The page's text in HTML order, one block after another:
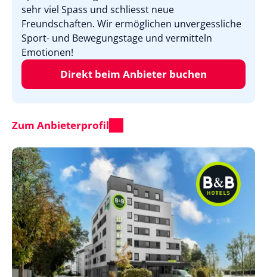
sehr viel Spass und schliesst neue
Freundschaften. Wir ermöglichen unvergessliche
Sport- und Bewegungstage und vermitteln
Emotionen!
Direkt beim Anbieter buchen
Zum Anbieterprofil